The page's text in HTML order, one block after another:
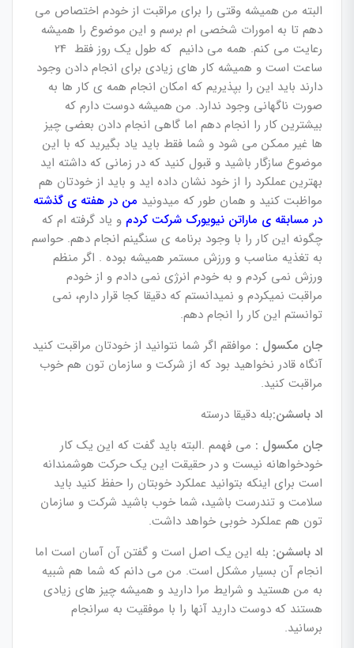
البته من همیشه وقتی را برای مراقبت از خودم اختصاص می
دهم تا به امورات شخصی ام برسم و این موضوع را همیشه
رعایت می کنم. همه می دانیم که طول یک روز فقط 24
ساعت است و همیشه کار های زیادی برای انجام دادن وجود
دارند باید این را بپذیریم که امکان انجام همه ی کار ها به
صورت ناگهانی وجود ندارد. من همیشه دوست دارم که
بیشترین کار را انجام دهم اما گاهی انجام دادن بعضی چیز
ها غیر ممکن می شود و شما فقط باید یاد بگیرید که با این
موضوع سازگار باشید و قبول کنید که در زمانی که داشته اید
بهترین عملکرد را از خود نشان داده اید و باید از خودتان هم
مواظبت کنید و همان طور که میدونید من در هفته ی گذشته
در مسابقه ی ماراتن نیویورک شرکت کردم و یاد گرفته ام که
چگونه این کار را با وجود برنامه ی سنگینم انجام دهم. حواسم
به تغذیه مناسب و ورزش مستمر همیشه بوده . اگر منظم
ورزش نمی کردم و به خودم انرژی نمی دادم و از خودم
مراقبت نمیکردم و نمیدانستم که دقیقا کجا قرار دارم، نمی
توانستم این کار را انجام دهم.
جان مکسول : موافقم اگر شما نتوانید از خودتان مراقبت کنید
آنگاه قادر نخواهید بود که از شرکت و سازمان تون هم خوب
مراقبت کنید.
اد باسشن:بله دقیقا درسته
جان مکسول : می فهمم .البته باید گفت که این یک کار
خودخواهانه نیست و در حقیقت این یک حرکت هوشمندانه
است برای اینکه بتوانید عملکرد خوبتان را حفظ کنید باید
سلامت و تندرست باشید، شما خوب باشید شرکت و سازمان
تون هم عملکرد خوبی خواهد داشت.
اد باسشن: بله این یک اصل است و گفتن آن آسان است اما
انجام آن بسیار مشکل است. من می دانم که شما هم شبیه
به من هستید و شرایط مرا دارید و همیشه چیز های زیادی
هستند که دوست دارید آنها را با موفقیت به سرانجام
برسانید.